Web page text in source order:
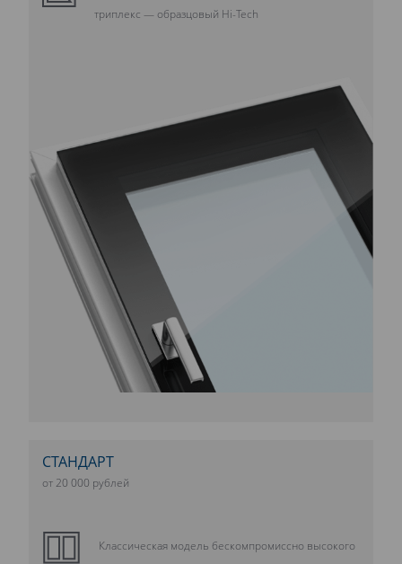
триплекс — образцовый Hi-Tech
СТАНДАРТ
от 20 000 рублей
Классическая модель бескомпромиссно высокого